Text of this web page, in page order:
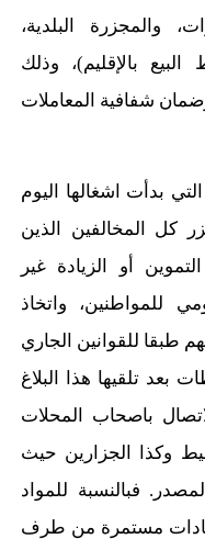
والمجزرة البلدية،
بالإقليم)، وذلك
شفافية المعاملات
بدأت اشغالها اليوم
كل المخالفين الذين
أو الزيادة غير
للمواطنين، واتخاذ
طبقا للقوانين الجاري
بعد تلقيها هذا البلاغ
باصحاب المحلات
وكذا الجزارين حيث
فبالنسبة للمواد
زيادات مستمرة من طرف